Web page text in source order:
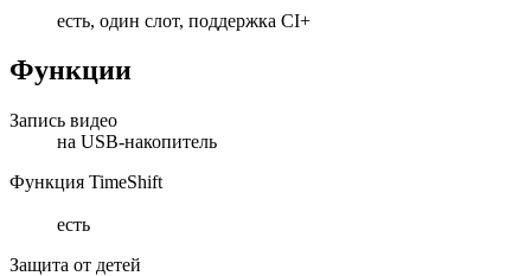
есть, один слот, поддержка CI+
Функции
Запись видео
на USB-накопитель
Функция TimeShift
есть
Защита от детей